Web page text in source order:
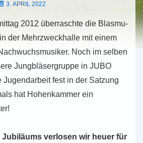
3. APRIL 2022
2012 über­rasch­te die Blas­mu­
der Mehr­zweck­hal­le mit einem
Noch im selben
Jung­blä­ser­grup­pe in JUBO
Jugend­ar­beit fest in der Sat­zung
hat Hohen­kam­mer ein
ver­lo­sen wir heuer für